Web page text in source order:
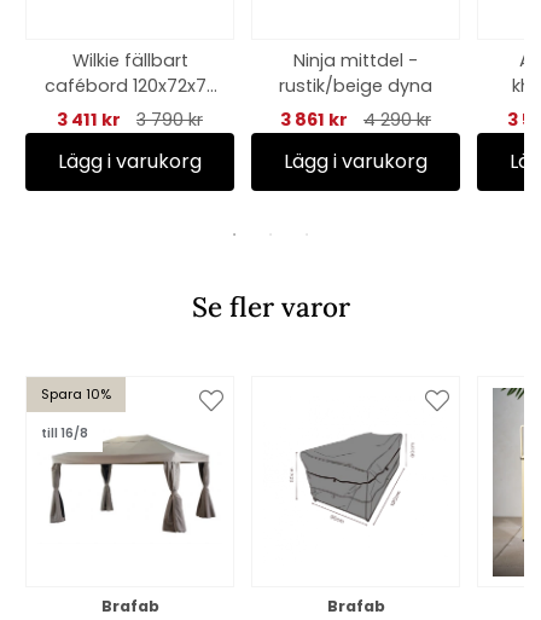
Wilkie fällbart
cafébord 120x72x73
cm - matt svart
3 411 kr 3 790 kr
Lägg i varukorg
Ninja mittdel -
rustik/beige dyna
3 861 kr
4 290 kr
Lägg i varukorg
3
Se fler varor
Spara 10%
till 16/8
Brafab Brafab